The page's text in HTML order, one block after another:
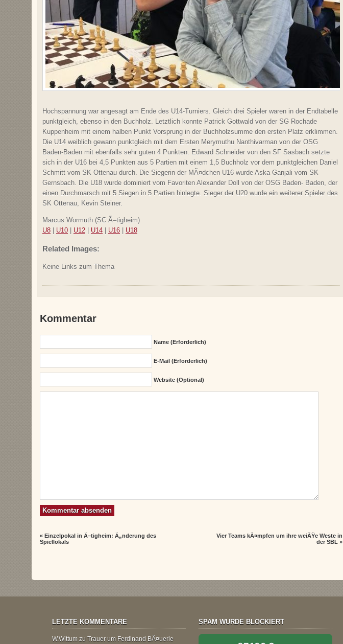
Hochspannung war angesagt am Ende des U14-Turniers. Gleich drei Spieler waren in der Endtabelle
punktgleich, ebenso in den Buchholz. Letztlich konnte Patrick Gottwald von der SG Rochade
Kuppenheim mit einem halben Punkt Vorsprung in der Buchholzsumme den ersten Platz erklimmen.
Die U14 weiblich gewann punktgleich mit dem Ersten Merymuthu Nanthivarman von der OSG
Baden-Baden mit ebenfalls sehr guten 4 Punkten. Edward Schneider von den SF Sasbach setzte
sich in der U16 bei 4,5 Punkten aus 5 Partien mit einem 1,5 Buchholz vor dem punktgleichen Daniel
Schmitt vom SK Ottenau durch. Die Siegerin der MÃ¤dchen U16 wurde Aska Ganjali vom SK
Gernsbach. Die U18 wurde dominiert vom Favoriten Alexander Doll von der OSG Baden- Baden, der
einen Durchmarsch mit 5 Siegen in 5 Partien hinlegte. Sieger der U20 wurde ein weiterer Spieler des
SK Ottenau, Kevin Steiner.
Marcus Wormuth (SC Ã–tigheim)
U8
U10 U12 U14 U16 U18
Related Images:
Keine Links zum Thema
Kommentar
Name (erforderlich)
E-Mail (erforderlich)
Website (Optional)
«Einzelpokal in Ã–tigheim: Ã„nderung des
Spiellokals
Vier Teams kÃ¤mpfen um ihre weiÃŸe Weste in
der SBL »
LETZTE KOMMENTARE
W.Wittum zu Trauer um Ferdinand BÃ¤uerle
SPAM WURDE BLOCKIERT